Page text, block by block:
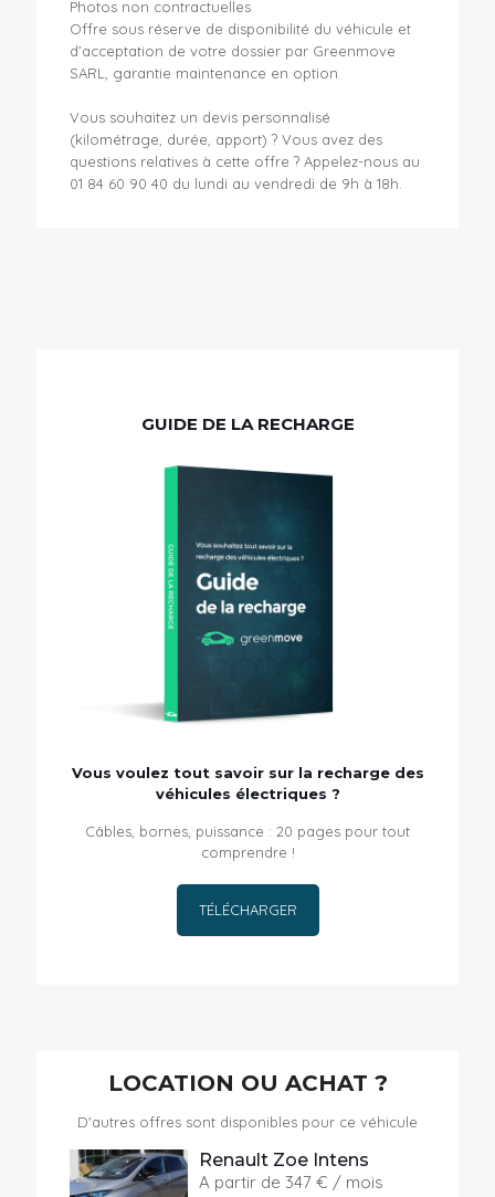
Photos non contractuelles
Offre sous réserve de disponibilité du véhicule et
d’acceptation de votre dossier par Greenmove
SARL, garantie maintenance en option
Vous souhaitez un devis personnalisé
(kilométrage, durée, apport) ? Vous avez des
questions relatives à cette offre ? Appelez-nous au
01 84 60 90 40 du lundi au vendredi de 9h à 18h.
GUIDE DE LA RECHARGE
Vous voulez tout savoir sur la recharge des
véhicules électriques ?
Câbles, bornes, puissance : 20 pages pour tout
comprendre !
TÉLÉCHARGER
LOCATION OU ACHAT ?
D'autres offres sont disponibles pour ce véhicule
Renault Zoe Intens
A partir de 347 € / mois